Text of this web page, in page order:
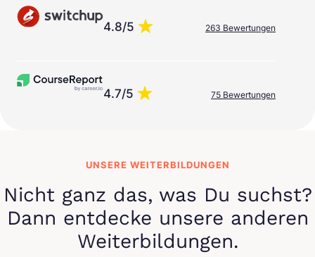
4.8/5 263 Bewertungen
4.7/5 75 Bewertungen
UNSERE WEITERBILDUNGEN
Nicht ganz das, was Du suchst?
Dann entdecke unsere anderen
Weiterbildungen.